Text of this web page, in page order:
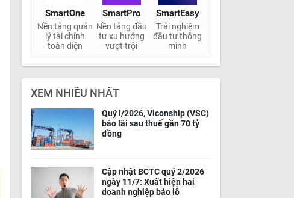
SmartOne SmartPro SmartEasy
Nền tảng quản
lý tài chính
toàn diện
Nền tảng đầu
tư xu hướng
vượt trội
Trải nghiệm
đầu tư thông
minh
XEM NHIỀU NHẤT
Quý I/2026, Viconship (VSC)
báo lãi sau thuế gần 70 tỷ
đồng
Cập nhật BCTC quý 2/2026
ngày 11/7: Xuất hiện hai
doanh nghiệp báo lỗ